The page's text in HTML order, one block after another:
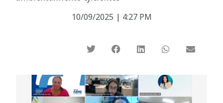
10/09/2025 | 4:27 PM